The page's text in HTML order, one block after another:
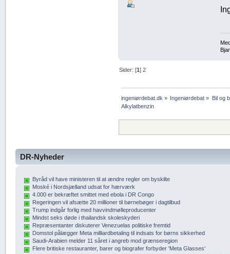
Sider: [1]2
ingeniørdebat.dk » Ingeniørdebat » Bil og
Alkylatbenzin
DR-Nyheder
Byråd vil have ministeren til at ændre regler om byskilte
Moské i Nordsjælland udsat for hærværk
4.000 er bekræftet smittet med ebola i DR Congo
Regeringen vil afsætte 20 millioner til børnebøger i dagtilbud
Trump indgår forlig med havvindmølleproducenter
Mindst seks døde i thailandsk skoleskyderi
Repræsentanter diskuterer Venezuelas politiske fremtid
Domstol pålægger Meta milliardbetaling til indsats for børns sikkerhed
Saudi-Arabien melder 11 såret i angreb mod grænseregion
Flere britiske restauranter, barer og biografer forbyder 'Meta Glasses'